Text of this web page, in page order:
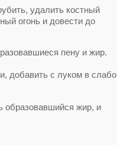
удалить костный
огонь и довести до
пену и жир.
добавить с луком в слабо
образовавшийся жир, и